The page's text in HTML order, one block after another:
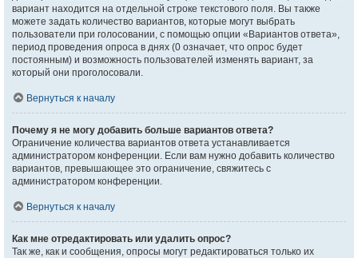
вариант находится на отдельной строке текстового поля. Вы также
можете задать количество вариантов, которые могут выбрать
пользователи при голосовании, с помощью опции «Вариантов ответа»,
период проведения опроса в днях (0 означает, что опрос будет
постоянным) и возможность пользователей изменять вариант, за
который они проголосовали.
Вернуться к началу
Почему я не могу добавить больше вариантов ответа?
Ограничение количества вариантов ответа устанавливается
администратором конференции. Если вам нужно добавить количество
вариантов, превышающее это ограничение, свяжитесь с
администратором конференции.
Вернуться к началу
Как мне отредактировать или удалить опрос?
Так же, как и сообщения, опросы могут редактироваться только их